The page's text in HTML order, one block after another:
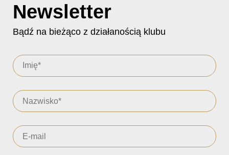
Newsletter
Bądź na bieżąco z działanością klubu